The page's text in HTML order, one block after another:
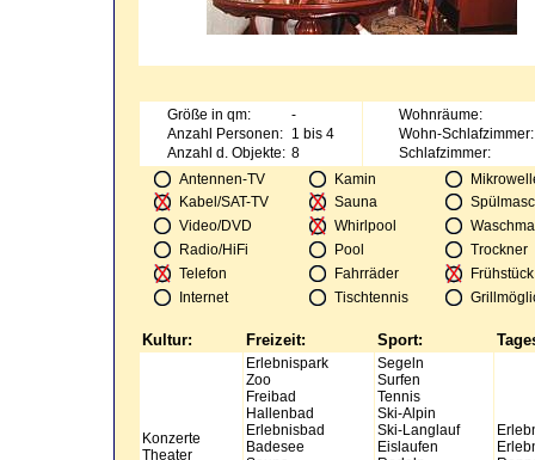
Größe in qm:
-
Anzahl Personen:
1 bis 4
Anzahl d. Objekte: 8
Wohnräume:
Wohn-Schlafzimmer:
Schlafzimmer:
Antennen-TV
Kamin
Kabel/SAT-TV
Sauna
Video/DVD
Whirlpool
Radio/HiFi
Pool
Trockner
Telefon
Fahrräder
Internet
Tischtennis
Kultur: Freizeit: Sport:
Konzerte
Theater
Erlebnispark
Zoo
Freibad
Hallenbad
Erlebnisbad
Badesee
Segeln
Surfen
Tennis
Ski-Alpin
Ski-Langlauf
Eislaufen